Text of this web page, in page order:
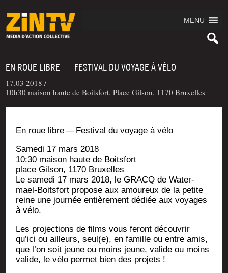
MENU
EN ROUE LIBRE — FESTIVAL DU VOYAGE À VÉLO
17.03 2018 /
10h30 maison haute de Boitsfort. Place Gilson, 1170 Bruxelles
En roue libre — Fes­ti­val du voyage à vélo
Same­di 17 mars 2018
10:30 mai­son haute de Boitsfort
place Gil­son, 1170 Bruxelles
Le same­di 17 mars 2018, le GRACQ de Water­
mael-Boits­fort pro­pose aux amou­reux de la petite
reine une jour­née entiè­re­ment dédiée aux voyages
à vélo.
Les pro­jec­tions de films vous feront décou­vrir
qu’ici ou ailleurs, seul(e), en famille ou entre amis,
que l’on soit jeune ou moins jeune, valide ou moins
valide, le vélo per­met bien des projets !